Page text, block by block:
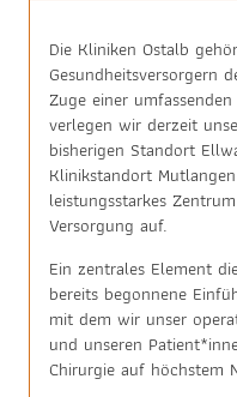
Die Kliniken Ostalb
Gesundheitsversorgern
Zuge einer
verlegen wir derzeit
bisherigen Standort
Klinikstandort
leistungsstarkes
Versorgung auf.
Ein zentrales Element
bereits begonnene
mit dem wir unser
und unseren
Chirurgie auf höchstem